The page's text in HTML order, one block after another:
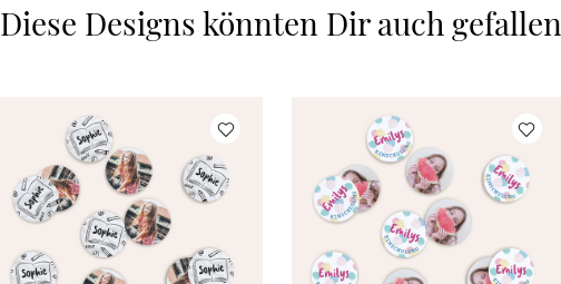
Diese Designs könnten Dir auch gefallen